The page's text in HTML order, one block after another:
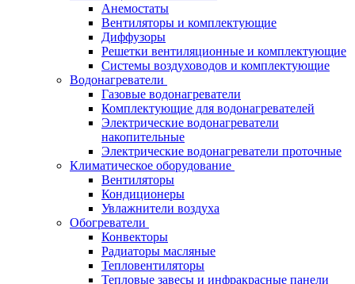
Анемостаты
Вентиляторы и комплектующие
Диффузоры
Решетки вентиляционные и комплектующие
Системы воздуховодов и комплектующие
Водонагреватели
Газовые водонагреватели
Комплектующие для водонагревателей
Электрические водонагреватели
накопительные
Электрические водонагреватели проточные
Климатическое оборудование
Вентиляторы
Кондиционеры
Увлажнители воздуха
Обогреватели
Конвекторы
Радиаторы масляные
Тепловентиляторы
Тепловые завесы и инфракрасные панели